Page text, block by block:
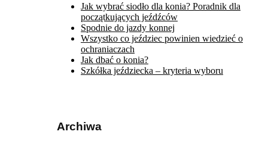
Jak wybrać siodło dla konia? Poradnik dla
początkujących jeźdźców
Spodnie do jazdy konnej
Wszystko co jeździec powinien wiedzieć o
ochraniaczach
Jak dbać o konia?
Szkółka jeździecka – kryteria wyboru
Archiwa